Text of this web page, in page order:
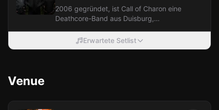
2006 gegründet, ist Call of Charon eine
Deathcore-Band aus Duisburg,
schwere Sound der...
Erwartete Setlist
Venue